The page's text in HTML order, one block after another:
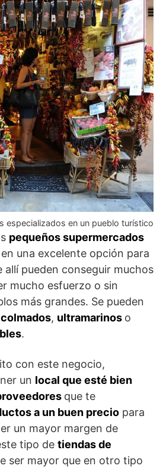
especializados en un pueblo turístico
pequeños supermercados
una excelente opción para
allí pueden conseguir muchos
mucho esfuerzo o sin
más grandes. Se pueden
colmados, ultramarinos o
.
con este negocio,
un local que esté bien
que te
a un buen precio para
un mayor margen de
tipo de tiendas de
ser mayor que en otro tipo